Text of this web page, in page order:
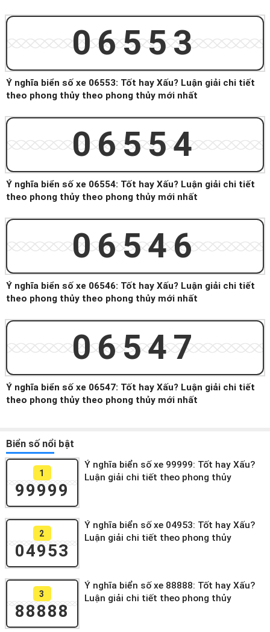
06553
Ý nghĩa biển số xe 06553: Tốt hay Xấu? Luận giải chi tiết
theo phong thủy theo phong thủy mới nhất
06554
Ý nghĩa biển số xe 06554: Tốt hay Xấu? Luận giải chi tiết
theo phong thủy theo phong thủy mới nhất
06546
Ý nghĩa biển số xe 06546: Tốt hay Xấu? Luận giải chi tiết
theo phong thủy theo phong thủy mới nhất
06547
Ý nghĩa biển số xe 06547: Tốt hay Xấu? Luận giải chi tiết
theo phong thủy theo phong thủy mới nhất
Biển số nổi bật
1
99999
Ý nghĩa biển số xe 99999: Tốt hay Xấu?
Luận giải chi tiết theo phong thủy
2
04953
Ý nghĩa biển số xe 04953: Tốt hay Xấu?
Luận giải chi tiết theo phong thủy
3
88888
Ý nghĩa biển số xe 88888: Tốt hay Xấu?
Luận giải chi tiết theo phong thủy